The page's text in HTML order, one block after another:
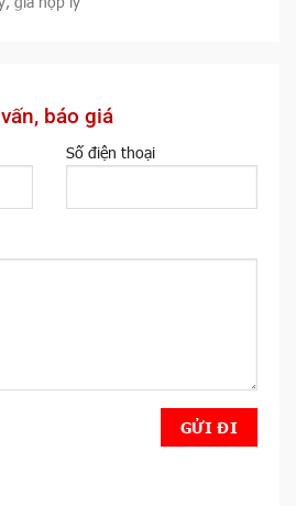
báo giá
Số điện thoại